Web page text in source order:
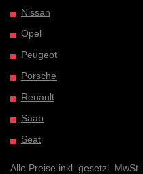
Nissan
Opel
Peugeot
Porsche
Renault
Saab
Seat
Alle Preise inkl. gesetzl. MwSt.